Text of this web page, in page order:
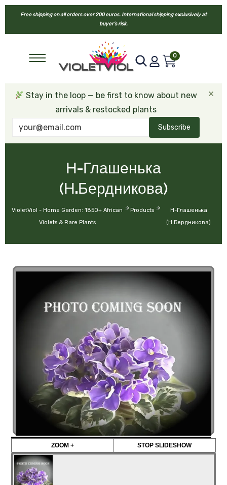
Free shipping on all orders over 200 euros. International shipping exclusively at
buyer’s risk.
0
Stay in the loop — be first to know about new
arrivals & restocked plants
Subscribe
×
Н-Глашенька
(Н.Бердникова)
VioletViol - Home Garden: 1850+ African
Violets & Rare Plants
> Products >
Н-Глашенька
(Н.Бердникова)
ZOOM + STOP SLIDESHOW